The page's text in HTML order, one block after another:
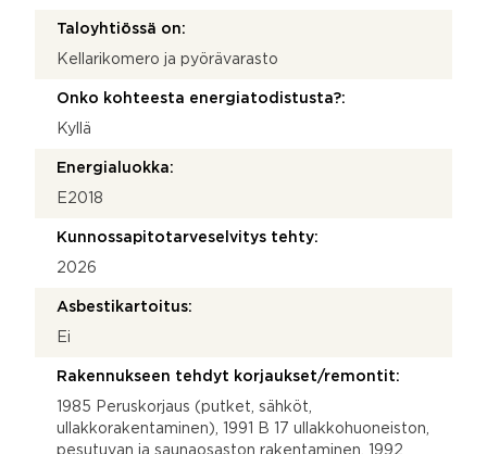
Taloyhtiössä on:
Kellarikomero ja pyörävarasto
Onko kohteesta energiatodistusta?:
Kyllä
Energialuokka:
E2018
Kunnossapitotarveselvitys tehty:
2026
Asbestikartoitus:
Ei
Rakennukseen tehdyt korjaukset/remontit:
1985 Peruskorjaus (putket, sähköt,
ullakkorakentaminen), 1991 B 17 ullakkohuoneiston,
pesutuvan ja saunaosaston rakentaminen, 1992